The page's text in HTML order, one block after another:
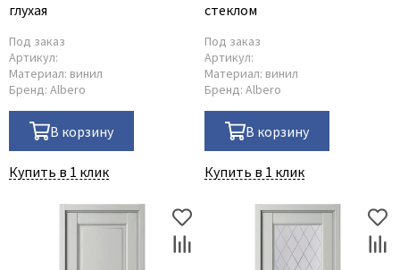
глухая
Под заказ
Артикул:
Материал: винил
Бренд: Albero
В корзину
Купить в 1 клик
стеклом
Под заказ
Артикул:
Материал: винил
Бренд: Albero
В корзину
Купить в 1 клик